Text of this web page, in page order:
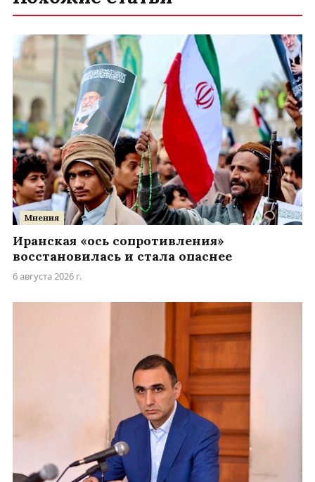
Мнения
Иранская «ось сопротивления»
восстановилась и стала опаснее
6 августа 2026 г.